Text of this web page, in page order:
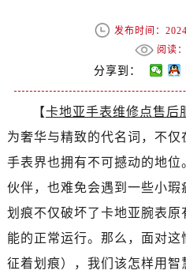
发布时间：
阅读
分享到：
【卡地亚手表维修点售后
为奢华与精致的代名词，不
手表界也拥有不可撼动的地
伙伴，也难免会遇到一些小
划痕不仅破坏了卡地亚腕表
能的正常运行。那么，面对这
征着划痕），我们该怎样用